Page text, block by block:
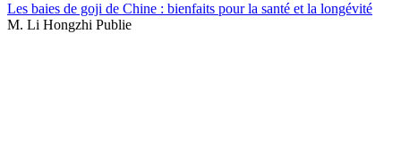
Les baies de goji de Chine : bienfaits pour la santé et la longévité
M. Li Hongzhi Publie